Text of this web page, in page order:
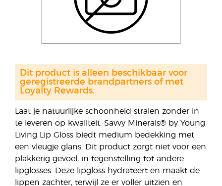
Laat je natuurlijke schoonheid stralen zonder in
te leveren op kwaliteit. Savvy Minerals® by Young
Living Lip Gloss biedt medium bedekking met
een vleugje glans. Dit product zorgt niet voor een
plakkerig gevoel, in tegenstelling tot andere
lipglosses. Deze lipgloss hydrateert en maakt de
lippen zachter, terwijl ze er voller uitzien en
Dit product is alleen beschikbaar voor
geregistreerde brandpartners of met
Loyalty Rewards.